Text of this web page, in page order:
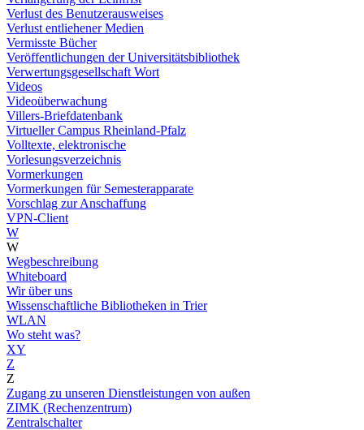
Verlust des Benutzerausweises
Verlust entliehener Medien
Vermisste Bücher
Veröffentlichungen der Universitätsbibliothek
Verwertungsgesellschaft Wort
Videos
Videoüberwachung
Villers-Briefdatenbank
Virtueller Campus Rheinland-Pfalz
Volltexte, elektronische
Vorlesungsverzeichnis
Vormerkungen
Vormerkungen für Semesterapparate
Vorschlag zur Anschaffung
VPN-Client
W
W
Wegbeschreibung
Whiteboard
Wir über uns
Wissenschaftliche Bibliotheken in Trier
WLAN
Wo steht was?
XY
Z
Z
Zugang zu unseren Dienstleistungen von außen
ZIMK (Rechenzentrum)
Zentralschalter